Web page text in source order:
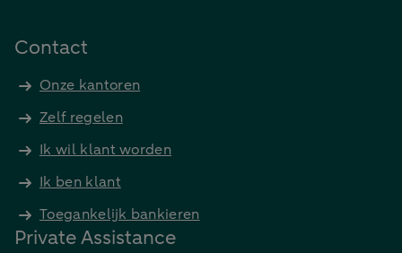
Contact
Onze kantoren
Zelf regelen
Ik wil klant worden
Ik ben klant
Toegankelijk bankieren
Private Assistance